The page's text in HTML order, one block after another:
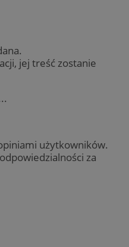
jej treść zostanie
użytkowników.
za